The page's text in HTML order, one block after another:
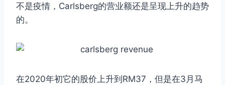
不是疫情，Carlsberg的营业额还是呈现上升的趋势
的。
在2020年初它的股价上升到RM37，但是在3月马